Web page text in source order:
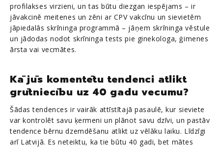
profilakses virzieni, un tas būtu diezgan iespējams – ir
jāvakcinē meitenes un zēni ar CPV vakcīnu un sievietēm
jāpiedalās skrīninga programmā – jāņem skrīninga vēstule
un jādodas nodot skrīninga tests pie ginekologa, ģimenes
ārsta vai vecmātes.
Kā jūs komentētu tendenci atlikt
grūtniecību uz 40 gadu vecumu?
Šādas tendences ir vairāk attīstītajā pasaulē, kur sieviete
var kontrolēt savu ķermeni un plānot savu dzīvi, un pastāv
tendence bērnu dzemdēšanu atlikt uz vēlāku laiku. Līdzīgi
arī Latvijā. Es neteiktu, ka tie būtu 40 gadi, bet mātes